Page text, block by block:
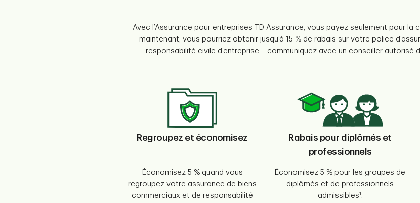
Avec l’Assurance pour entreprises TD Assurance, vous payez seulement pour
maintenant, vous pourriez obtenir jusqu’à 15 % de rabais sur votre police
responsabilité civile d’entreprise – communiquez avec un conseiller autorisé
Regroupez et économisez
Économisez 5 % quand vous
regroupez votre assurance de biens
commerciaux et de responsabilité
Rabais pour diplômés et
professionnels
Économisez 5 % pour les groupes de
diplômés et de professionnels
admissibles1 .